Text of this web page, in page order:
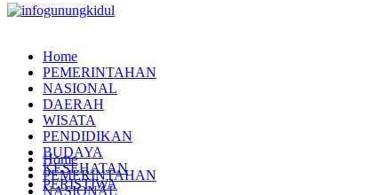
Home
PEMERINTAHAN
NASIONAL
DAERAH
WISATA
PENDIDIKAN
BUDAYA
KESEHATAN
PERISTIWA
Home
PEMERINTAHAN
NASIONAL